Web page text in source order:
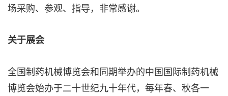
场采购、参观、指导，非常感谢。
关于展会
全国制药机械博览会和同期举办的中国国际制药机械
博览会始办于二十世纪九十年代，每年春、秋各一